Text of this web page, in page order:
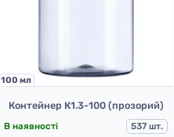
100 мл
Контейнер К1.3-100 (прозорий)
В наявності 537 шт.